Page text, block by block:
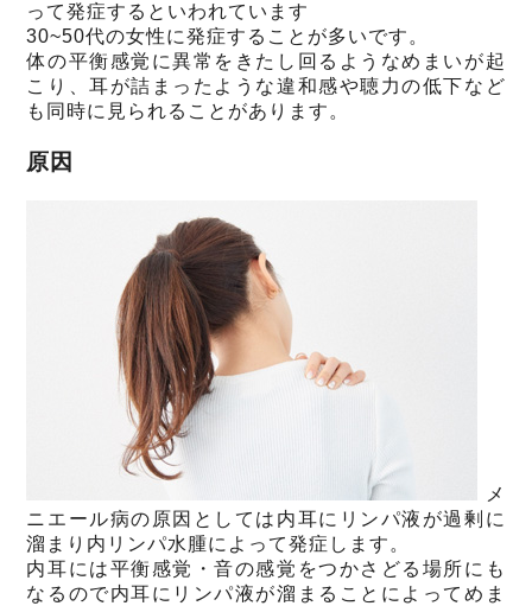
って発症するといわれています
30~50代の女性に発症することが多いです。
体の平衡感覚に異常をきたし回るようなめまいが起
こり、耳が詰まったような違和感や聴力の低下など
も同時に見られることがあります。
原因
メ
ニエール病の原因としては内耳にリンパ液が過剰に
溜まり内リンパ水腫によって発症します。
内耳には平衡感覚・音の感覚をつかさどる場所にも
なるので内耳にリンパ液が溜まることによってめま